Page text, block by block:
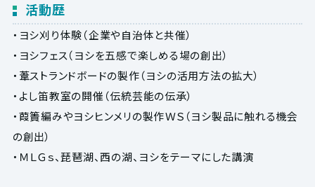
活動歴
・ヨシ刈り体験（企業や自治体と共催）
・ヨシフェス（ヨシを五感で楽しめる場の創出）
・葦ストランドボードの製作（ヨシの活用方法の拡大）
・よし笛教室の開催（伝統芸能の伝承）
・葭簀編みやヨシヒンメリの製作ＷＳ（ヨシ製品に触れる機会
の創出）
・ＭＬＧｓ、琵琶湖、西の湖、ヨシをテーマにした講演